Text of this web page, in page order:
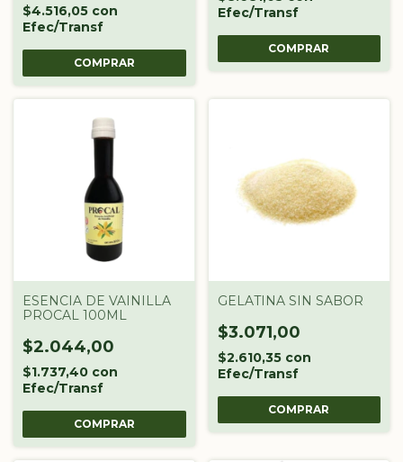
$4.516,05 con
Efec/Transf
COMPRAR
Efec/Transf
COMPRAR
ESENCIA DE VAINILLA
PROCAL 100ML
$2.044,00
$1.737,40 con
Efec/Transf
GELATINA SIN SABOR
$3.071,00
$2.610,35 con
Efec/Transf
COMPRAR